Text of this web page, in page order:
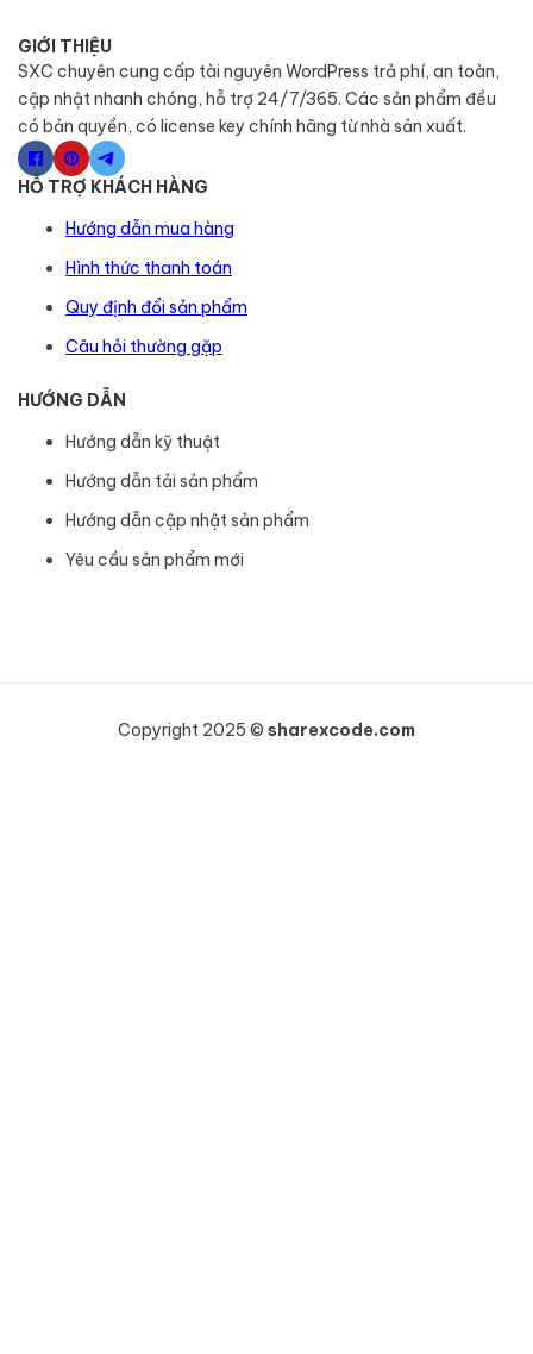
GIỚI THIỆU
SXC chuyên cung cấp tài nguyên WordPress trả phí, an toàn,
cập nhật nhanh chóng, hỗ trợ 24/7/365. Các sản phẩm đều
có bản quyền, có license key chính hãng từ nhà sản xuất.
HỖ TRỢ KHÁCH HÀNG
Hướng dẫn mua hàng
Hình thức thanh toán
Quy định đổi sản phẩm
Câu hỏi thường gặp
HƯỚNG DẪN
Hướng dẫn kỹ thuật
Hướng dẫn tải sản phẩm
Hướng dẫn cập nhật sản phẩm
Yêu cầu sản phẩm mới
Copyright 2025 © sharexcode.com